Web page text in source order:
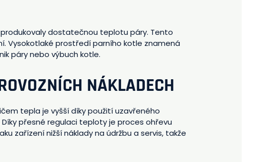
dostatečnou teplotu páry. Tento
Vysokotlaké prostředí parního kotle znamená
páry nebo výbuch kotle.
NÁKLADECH
tepla je vyšší díky použití uzavřeného
přesné regulaci teploty je proces ohřevu
zařízení nižší náklady na údržbu a servis, takže